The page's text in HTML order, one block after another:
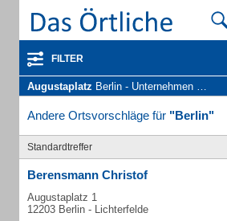
FILTER
Augustaplatz Berlin - Unternehmen und Personen
Andere Ortsvorschläge für "Berlin"
Standardtreffer
Berensmann Christof
Augustaplatz 1
12203 Berlin - Lichterfelde